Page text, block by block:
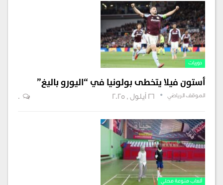
دوريات
أستون فيلا يتخطى بولونيا في “اليورو باليغ”
الموقف الرياضي 26 أيلول , 2025 0
ألعاب منوعة محلي